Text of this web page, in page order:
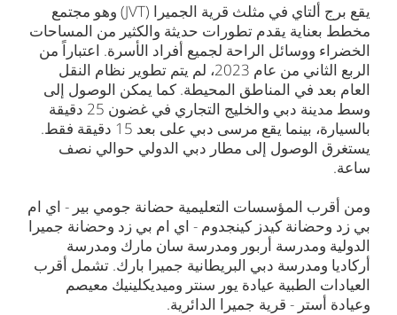
يقع برج ألتاي في مثلث قرية الجميرا (JVT) وهو مجتمع
مخطط بعناية يقدم تطورات حديثة والكثير من المساحات
الخضراء ووسائل الراحة لجميع أفراد الأسرة. اعتباراً من
الربع الثاني من عام 2023، لم يتم تطوير نظام النقل
العام بعد في المناطق المحيطة. كما يمكن الوصول إلى
وسط مدينة دبي والخليج التجاري في غضون 25 دقيقة
بالسيارة، بينما يقع مرسى دبي على بعد 15 دقيقة فقط.
يستغرق الوصول إلى مطار دبي الدولي حوالي نصف
ساعة.
ومن أقرب المؤسسات التعليمية حضانة جومي بير - اي ام
بي زد وحضانة كيدز كينجدوم - اي ام بي زد وحضانة جميرا
الدولية ومدرسة أربور ومدرسة سان مارك ومدرسة
أركاديا ومدرسة دبي البريطانية جميرا بارك. تشمل أقرب
العيادات الطبية عيادة يور سنتر وميديكلينيك معيصم
وعيادة أستر - قرية جميرا الدائرية.